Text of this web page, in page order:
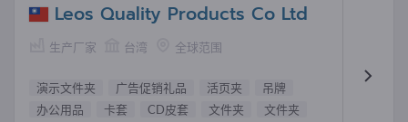
Leos Quality Products Co Ltd
生产厂家 台湾 全球范围
演示文件夹 广告促销礼品 活页夹
吊牌
办公用品
卡套 CD皮套 文件夹
文件夹